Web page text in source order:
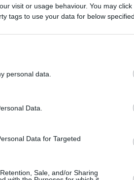
visit or usage behaviour. You may
tags to use your data for below
personal data.
Data.
Data for Targeted
Sale, and/or Sharing
Επιτελείο Εθνικής
κινήθηκε με δυτικές
NAVTEX και
FIR».
η εν λόγω κίνηση
των Ε.Δ».